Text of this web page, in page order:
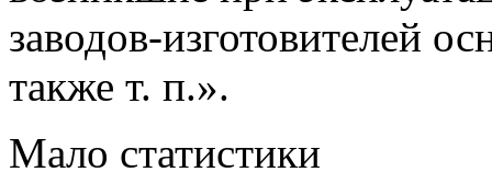
заводов-изготовителей
также т. п.».
Мало статистики